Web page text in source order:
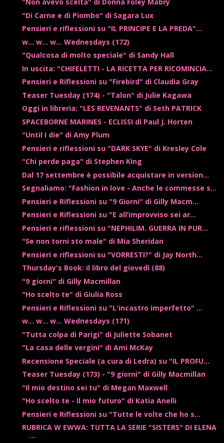
"Di Carne e di Piombo" di Sagara Lux
Pensieri e riflessioni su "IL PRINCIPE E LA PREDA"...
w... w... w... Wednesdays (172)
"Qualcosa di molto speciale" di Sandy Hall
In uscita: "CHIFELETTI - LA RICETTA PER RICOMINCIA...
Pensieri e Riflessioni su "Firebird" di Claudia Gray
Teaser Tuesday (174) - "Talon" di Julie Kagawa
Oggi in libreria: "LES REVENANTS" di Seth PATRICK
SPACEBORNE MARINES - ECLISSI di Paul J. Horten
"Until I die" di Amy Plum
Pensieri e riflessioni su "DARK SKYE" di Kresley Cole
"Chi perde paga" di Stephen King
Dal 17 settembre è possibile acquistare in version...
Segnaliamo: "Fashion in love - Anche le commesse s...
Pensieri e Riflessioni su "9 Giorni" di Gilly Macm...
Pensieri e Riflessioni su "E all’improvviso sei ar...
Pensieri e riflessioni su "NEPHILIM. GUERRA IN PUR...
"Se non torni sto male" di Mia Sheridan
Pensieri e riflessioni su "VORRESTI?" di Jay North...
Thursday's Book: il libro del giovedì (88)
"9 giorni" di Gilly Macmillan
"Ho scelto te" di Giulia Ross
Pensieri e Riflessioni su "L'incastro imperfetto" ...
w... w... w... Wednesdays (171)
"Tutta colpa di Parigi" di Juliette Sobanet
"La casa delle vergini" di Ami McKay
Recensione Speciale (a cura di Ledra) su "IL PROFU...
Teaser Tuesday (173) - "9 giorni" di Gilly Macmillan
"Il mio destino sei tu" di Megan Maxwell
"Ho scelto te - Il mio futuro" di Katia Anelli
Pensieri e Riflessioni su "Tutte le volte che ho s...
RUBRICA W EWWA: TUTTA LA SERIE "SISTERS" DI ELENA
...